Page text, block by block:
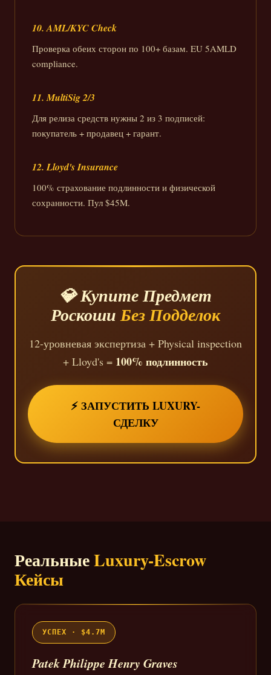
10. AML/KYC Check
Проверка обеих сторон по 100+ базам. EU 5AMLD
compliance.
11. MultiSig 2/3
Для релиза средств нужны 2 из 3 подписей:
покупатель + продавец + гарант.
12. Lloyd's Insurance
100% страхование подлинности и физической
сохранности. Пул $45M.
💎 Купите Предмет
РоскошиБез Подделок
12-уровневая экспертиза + Physical inspection
+ Lloyd's = 100% подлинность
⚡ ЗАПУСТИТЬ LUXURY-
СДЕЛКУ
РеальныеLuxury-Escrow
Кейсы
УСПЕХ · $4.7M
Patek Philippe Henry Graves